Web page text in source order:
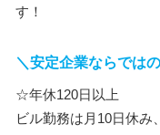
す！
＼安定企業ならでは
☆年休120日以上
ビル勤務は月10日休み